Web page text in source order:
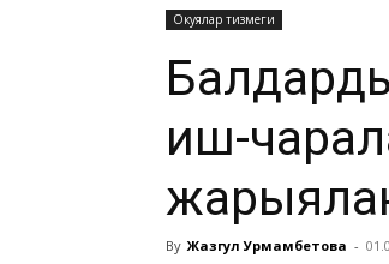
Окуялар тизмеги
иш-
By Жазгул Урмамбетова -